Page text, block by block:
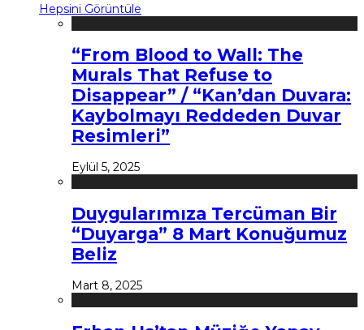
Hepsini Görüntüle
“From Blood to Wall: The
Murals That Refuse to
Disappear” / “Kan’dan Duvara:
Kaybolmayı Reddeden Duvar
Resimleri”
Eylül 5, 2025
Duygularımıza Tercüman Bir
“Duyarga” 8 Mart Konuğumuz
Beliz
Mart 8, 2025